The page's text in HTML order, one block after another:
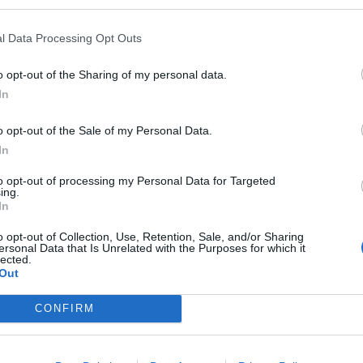
Data Processing Opt Outs
opt-out of the Sharing of my personal data.
opt-out of the Sale of my Personal Data.
opt-out of processing my Personal Data for Targeted
opt-out of Collection, Use, Retention, Sale, and/or Sharing
Data that Is Unrelated with the Purposes for which it
CONFIRM
🏆🎬🎾MEJORES Series de DEPORTES
en Streaming ⚽🍿🏀
El deporte no ocurre solo en el campo! ⚽🏈🏀